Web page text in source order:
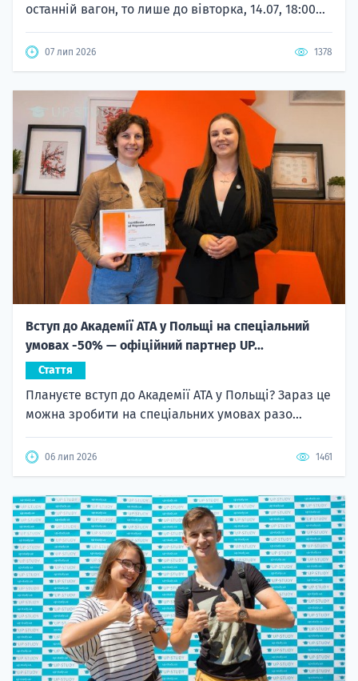
останній вагон, то лише до вівторка, 14.07, 18:00...
07 лип 2026 1378
Вступ до Академії ATA у Польщі на спеціальний
умовах -50% — офіційний партнер UP...
Стаття
Плануєте вступ до Академії ATA у Польщі? Зараз це
можна зробити на спеціальних умовах разо...
06 лип 2026 1461